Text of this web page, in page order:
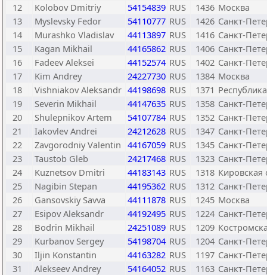
12
Kolobov Dmitriy 54154839 RUS 1436 Москва
13
Myslevsky Fedor 54110777 RUS 1426 Санкт-
14
Murashko Vladislav 44113897 RUS 1416 Санкт-
15
Kagan Mikhail 44165862 RUS 1406 Санкт-
16
Fadeev Aleksei 44152574 RUS 1402 Санкт-
17
Kim Andrey 24227730 RUS 1384 Москва
18
Vishniakov Aleksandr 44198698 RUS 1371
19
Severin Mikhail 44147635 RUS 1358 Санкт-
20
Shulepnikov Artem 54107784 RUS 1352 Санкт-
21
Iakovlev Andrei 24212628 RUS 1347 Санкт-
22
Zavgorodniy Valentin 44167059 RUS 1345 Санкт-
23
Taustob Gleb 24217468 RUS 1323 Санкт-
24
Kuznetsov Dmitri 44183143 RUS 1318 Кировская
25
Nagibin Stepan 44195362 RUS 1312 Санкт-
26
Gansovskiy Savva 44111878 RUS 1245 Москва
27
Esipov Aleksandr 44192495 RUS 1224 Санкт-
28
Bodrin Mikhail 24251089 RUS 1209
29
Kurbanov Sergey 54198704 RUS 1204 Санкт-
30
Iljin Konstantin 44163282 RUS 1197 Санкт-
31
Alekseev Andrey 54164052 RUS 1163 Санкт-